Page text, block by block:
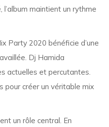
maintient un rythme
Party 2020 bénéficie d’une
Dj Hamida
actuelles et percutantes.
pour créer un véritable mix
un rôle central. En